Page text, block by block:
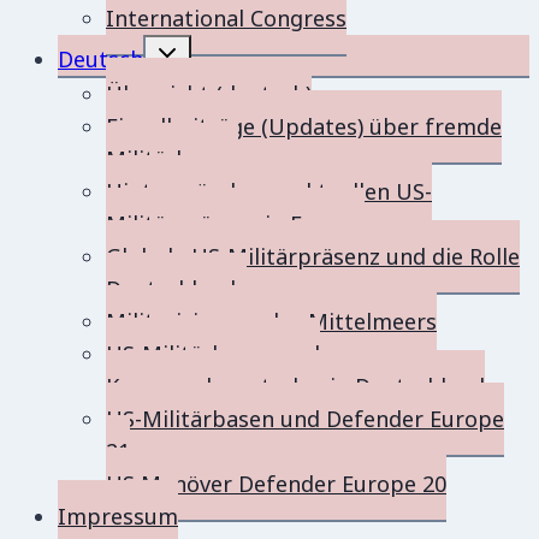
International Congress
Deutsch
Toggle
menu
Übersicht (deutsch)
Einzelbeiträge (Updates) über fremde
Militärbasen
Hintergründe zur aktuellen US-
Militärpräsenz in Europa
Globale US-Militärpräsenz und die Rolle
Deutschlands
Militarisierung des Mittelmeers
US-Militärbasen und
Kommandozentralen in Deutschland
US-Militärbasen und Defender Europe
21
US Manöver Defender Europe 20
Impressum